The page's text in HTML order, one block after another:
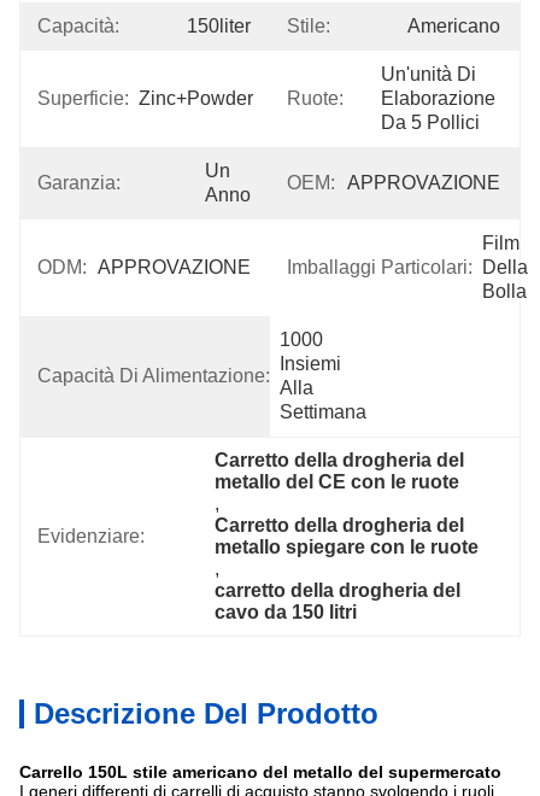
Capacità: 150liter Stile: Americano
Superficie: Zinc+powder Ruote:
Un'unità Di
Elaborazione
Da 5 Pollici
Garanzia:
Un
Anno
OEM: APPROVAZIONE
ODM: APPROVAZIONE Imballaggi Particolari:
Film
Della
Bolla
Capacità Di Alimentazione:
1000
Insiemi
Alla
Settimana
Evidenziare:
Carretto della drogheria del
metallo del CE con le ruote
,
Carretto della drogheria del
metallo spiegare con le ruote
,
carretto della drogheria del
cavo da 150 litri
Descrizione Del Prodotto
Carrello 150L stile americano del metallo del supermercato
I generi differenti di carrelli di acquisto stanno svolgendo i ruoli